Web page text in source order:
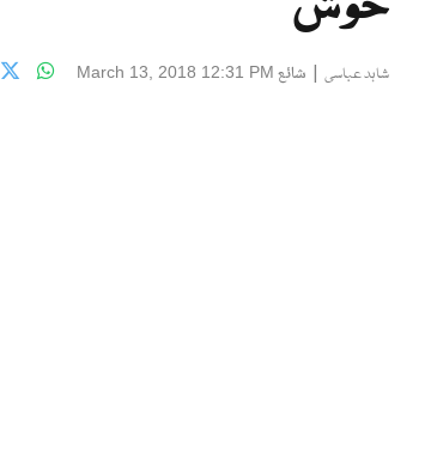
شاہد عباسی | شائع March 13, 2018 12:31 PM